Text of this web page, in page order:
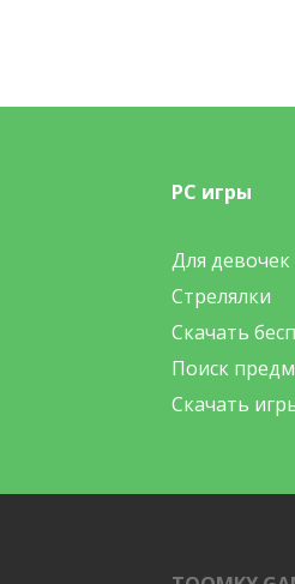
PC игры
Для девочек
Стрелялки
Скачать
Поиск
Скачать